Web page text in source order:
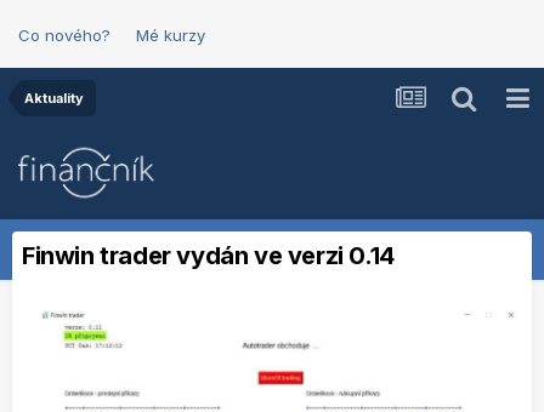
Co nového? Mé kurzy
Aktuality
Finwin trader vydán ve verzi 0.14